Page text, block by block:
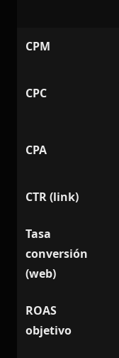
CPM
CPC
CPA
CTR (link)
Tasa
conversión
(web)
ROAS
objetivo